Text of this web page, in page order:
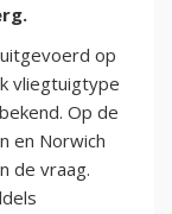
op
vliegtuigtype
Op de
en Norwich
de vraag.